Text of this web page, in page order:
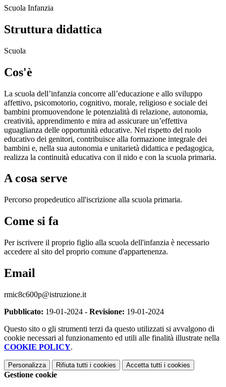
Scuola Infanzia
Struttura didattica
Scuola
Cos'è
La scuola dell’infanzia concorre all’educazione e allo sviluppo
affettivo, psicomotorio, cognitivo, morale, religioso e sociale dei
bambini promuovendone le potenzialità di relazione, autonomia,
creatività, apprendimento e mira ad assicurare un’effettiva
uguaglianza delle opportunità educative. Nel rispetto del ruolo
educativo dei genitori, contribuisce alla formazione integrale dei
bambini e, nella sua autonomia e unitarietà didattica e pedagogica,
realizza la continuità educativa con il nido e con la scuola primaria.
A cosa serve
Percorso propedeutico all'iscrizione alla scuola primaria.
Come si fa
Per iscrivere il proprio figlio alla scuola dell'infanzia è necessario
accedere al sito del proprio comune d'appartenenza.
Email
rmic8c600p@istruzione.it
Pubblicato: 19-01-2024 - Revisione: 19-01-2024
Questo sito o gli strumenti terzi da questo utilizzati si avvalgono di
cookie necessari al funzionamento ed utili alle finalità illustrate nella
COOKIE POLICY.
Personalizza Rifiuta tutti i cookies Accetta tutti i cookies
Gestione cookie